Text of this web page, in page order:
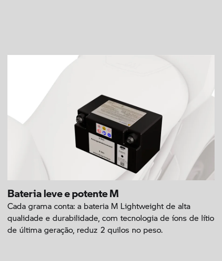
Bateria leve e potente M
Cada grama conta: a bateria M Lightweight de alta
qualidade e durabilidade, com tecnologia de íons de lítio
de última geração, reduz 2 quilos no peso.